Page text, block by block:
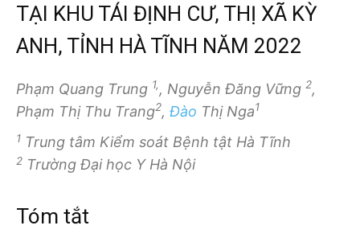
TẠI KHU TÁI ĐỊNH CƯ, THỊ XÃ KỲ
ANH, TỈNH HÀ TĨNH NĂM 2022
Phạm Quang Trung 1,, Nguyễn Đăng Vững 2,
Phạm Thị Thu Trang2, Đào Thị Nga1
1 Trung tâm Kiểm soát Bệnh tật Hà Tĩnh
2 Trường Đại học Y Hà Nội
Tóm tắt